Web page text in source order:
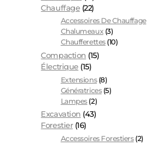
Chauffage (22)
Accessoires De Chauffage
Chalumeaux (3)
Chaufferettes (10)
Compaction (15)
Électrique (15)
Extensions (8)
Génératrices (5)
Lampes (2)
Excavation (43)
Forestier (16)
Accessoires Forestiers (2)